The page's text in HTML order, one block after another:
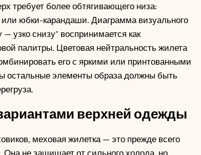
требует более обтягивающего низа:
юбки-карандаши. Диаграмма визуального
узко снизу" воспринимается как
палитры. Цветовая нейтральность жилета
его с яркими или принтованными
остальные элементы образа должны быть
верхней одежды
меховая жилетка — это прежде всего
не защищает от сильного холода, но